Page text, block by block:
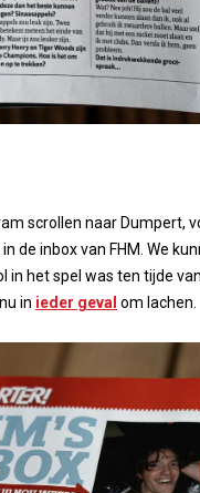
scrollen naar Dumpert,
de inbox van FHM. We
in het spel was ten tijde
in ieder geval om lachen.